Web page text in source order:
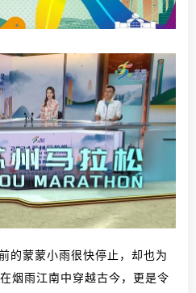
的蒙蒙小雨很快停止，却也为
烟雨江南中穿越古今，更是令